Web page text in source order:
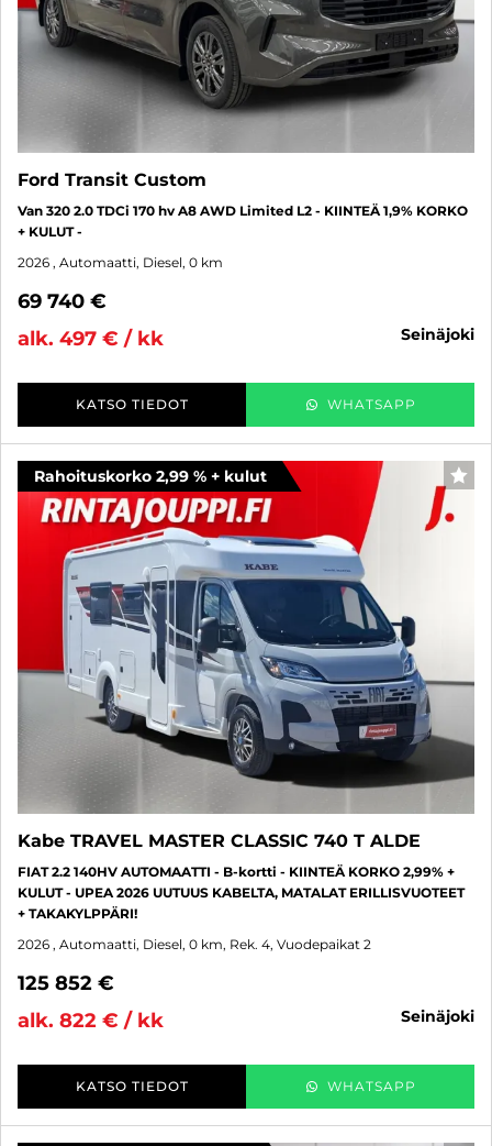
Ford Transit Custom
Van 320 2.0 TDCi 170 hv A8 AWD Limited L2 - KIINTEÄ 1,9% KORKO
+ KULUT -
2026 , Automaatti, Diesel, 0 km
69 740 €
alk. 497 € / kk
seinäjoki
KATSO TIEDOT WHATSAPP
Rahoituskorko 2,99 % + kulut
Kabe TRAVEL MASTER CLASSIC 740 T ALDE
FIAT 2.2 140HV AUTOMAATTI - B-kortti - KIINTEÄ KORKO 2,99% +
KULUT - UPEA 2026 UUTUUS KABELTA, MATALAT ERILLISVUOTEET
+ TAKAKYLPPÄRI!
2026 , Automaatti, Diesel, 0 km, Rek. 4, Vuodepaikat 2
125 852 €
alk. 822 € / kk
seinäjoki
KATSO TIEDOT WHATSAPP